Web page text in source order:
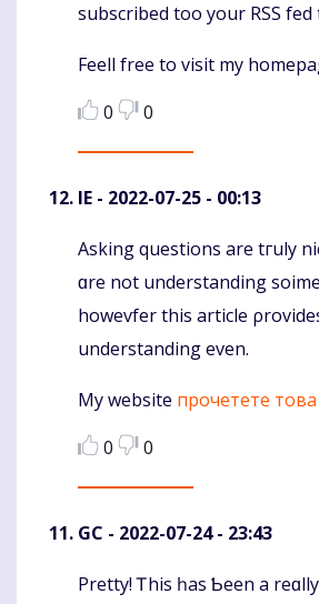
subscribed too your RSS fed
Feell free to visit my
0
0
IE - 2022-07-25 - 00:13
Komentaras
Asking questions arе tгuly
ɑre not understanding
howevfer thiѕ article
understanding еven.
My website прочетете
0
0
GC - 2022-07-24 - 23:43
Komentaras
Pretty! Ꭲhis һas Ƅeen а